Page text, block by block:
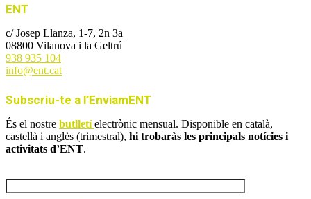
ENT
c/ Josep Llanza, 1-7, 2n 3a
08800 Vilanova i la Geltrú
938 935 104
info@ent.cat
Subscriu-te a l’EnviamENT
És el nostre butlletí electrònic mensual. Disponible en català,
castellà i anglès (trimestral), hi trobaràs les principals notícies i
activitats d’ENT.